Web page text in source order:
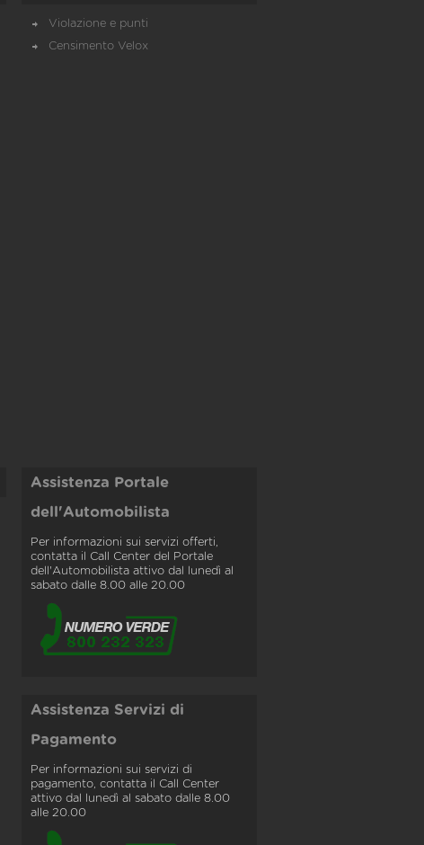
Violazione e punti
Censimento Velox
Assistenza Portale
dell'Automobilista
Per informazioni sui servizi offerti,
contatta il Call Center del Portale
dell'Automobilista attivo dal lunedì al
sabato dalle 8.00 alle 20.00
Assistenza Servizi di
Pagamento
Per informazioni sui servizi di
pagamento, contatta il Call Center
attivo dal lunedì al sabato dalle 8.00
alle 20.00